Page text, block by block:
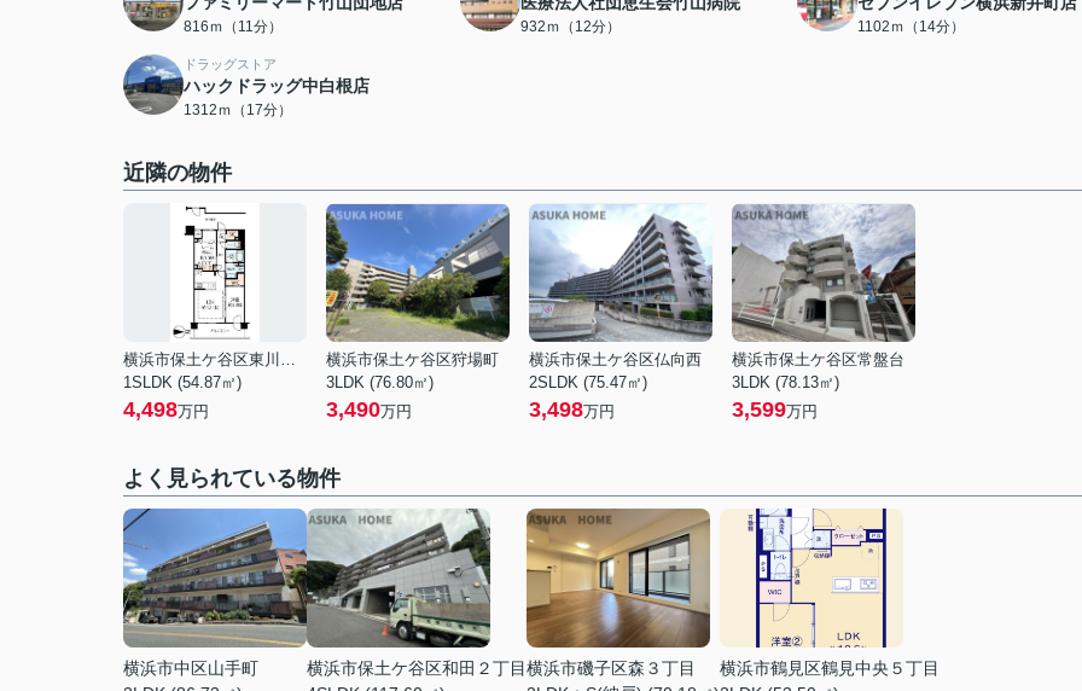
816ｍ（11分） 932ｍ（12分） 1102ｍ（14分）
ドラッグストア
ハックドラッグ中白根店
1312ｍ（17分）
近隣の物件
横浜市保土ケ谷区東川島町
1SLDK (54.87㎡)
4,498万円
横浜市保土ケ谷区狩場町
3LDK (76.80㎡)
3,490万円
横浜市保土ケ谷区仏向西
2SLDK (75.47㎡)
3,498万円
横浜市保土ケ谷区常盤台
3LDK (78.13㎡)
3,599万円
よく見られている物件
横浜市中区山手町
横浜市保土ケ谷区和田２丁目横浜市磯子区森３丁目
横浜市鶴見区鶴見中央５丁目